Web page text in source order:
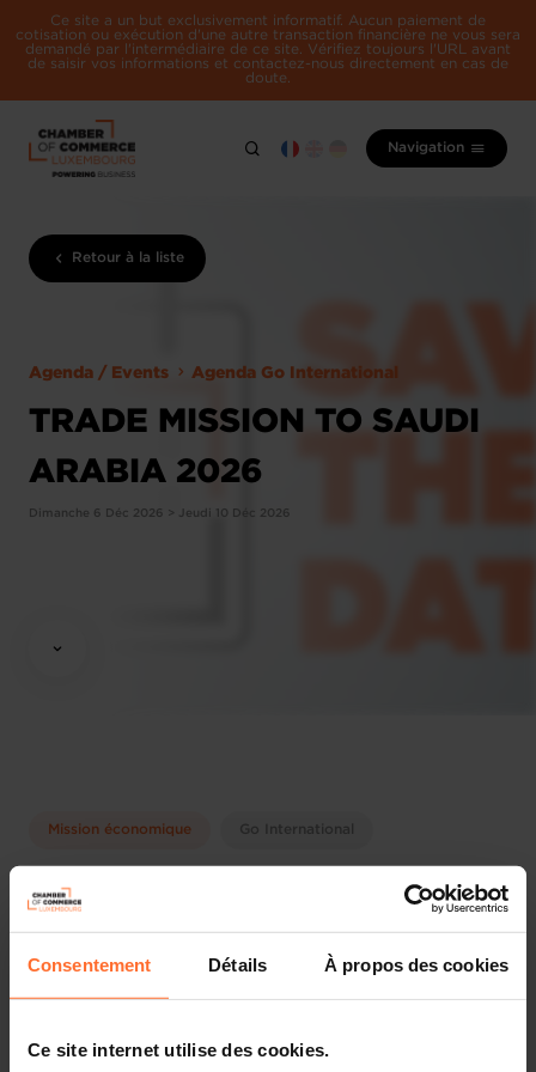
Consentement Détails À propos des cookies
Ce site internet utilise des cookies.
Ce site a un but exclusivement informatif. Aucun paiement de
cotisation ou exécution d'une autre transaction financière ne vous sera
demandé par l'intermédiaire de ce site. Vérifiez toujours l'URL avant
de saisir vos informations et contactez-nous directement en cas de
doute.
Navigation
Retour à la liste
Agenda / Events Agenda Go International
TRADE MISSION TO SAUDI
ARABIA 2026
Dimanche 6 Déc 2026 > Jeudi 10 Déc 2026
Mission économique Go International
Informations pratiques
Dimanche 6 Déc 2026 > Jeudi 10 Déc 2026
Anglais